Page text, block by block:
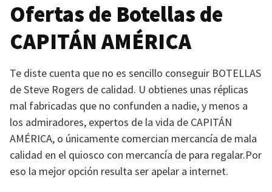
Ofertas de Botellas de
CAPITÁN AMÉRICA
Te diste cuenta que no es sencillo conseguir BOTELLAS
de Steve Rogers de calidad. U obtienes unas réplicas
mal fabricadas que no confunden a nadie, y menos a
los admiradores, expertos de la vida de CAPITÁN
AMÉRICA, o únicamente comercian mercancía de mala
calidad en el quiosco con mercancía de para regalar.Por
eso la mejor opción resulta ser apelar a internet.